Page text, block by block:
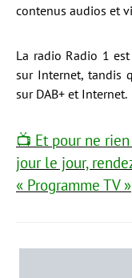
contenus audios et
La radio Radio 1
sur Internet, tandis
sur DAB+ et Internet.
📺 Et pour ne
jour le jour,
« Programme TV »